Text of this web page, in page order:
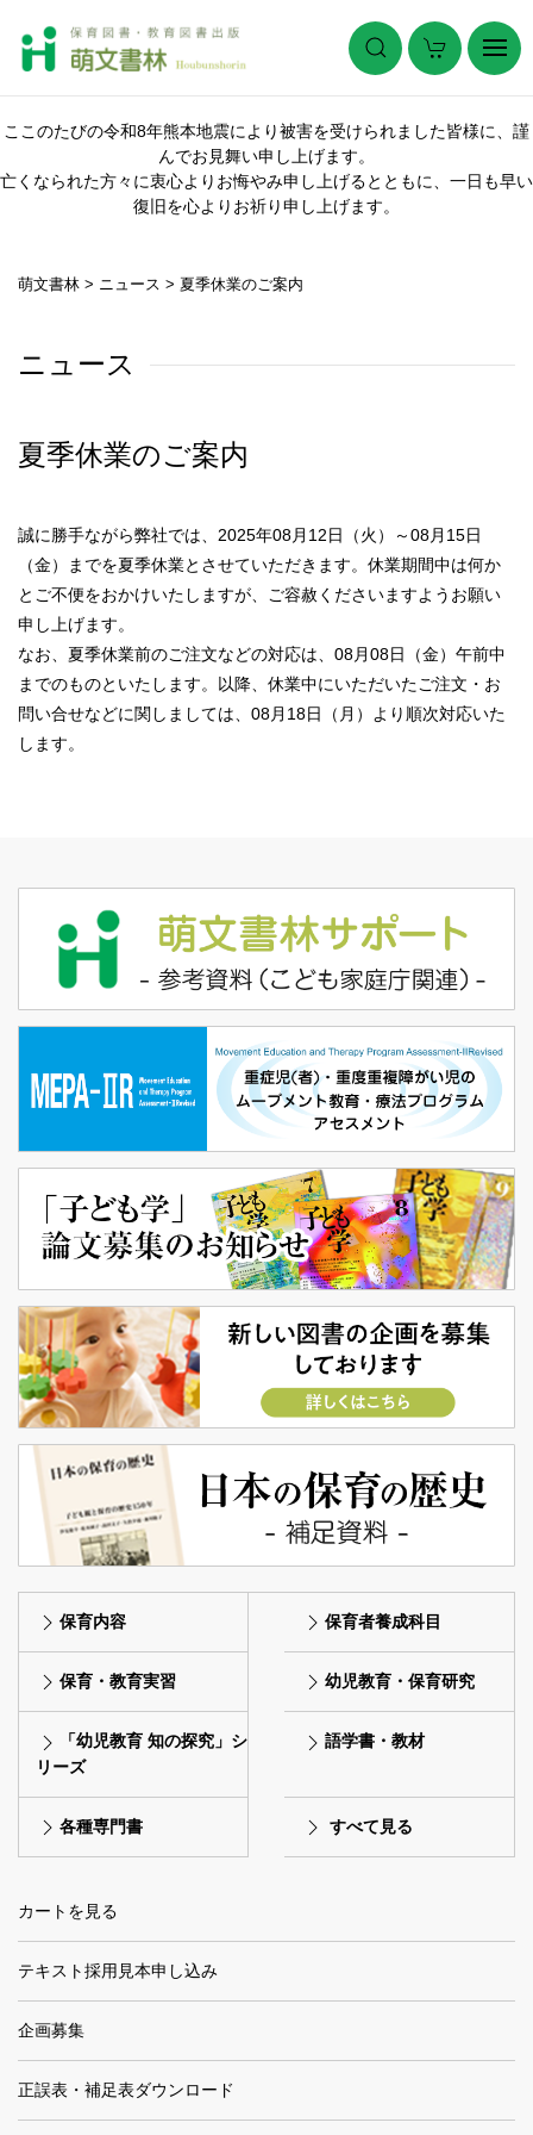
ここのたびの令和8年熊本地震により被害を受けられました皆様に、謹
んでお見舞い申し上げます。
亡くなられた方々に衷心よりお悔やみ申し上げるとともに、一日も早い
復旧を心よりお祈り申し上げます。
萌文書林 > ニュース > 夏季休業のご案内
ニュース
夏季休業のご案内
誠に勝手ながら弊社では、2025年08月12日（火）～08月15日
（金）までを夏季休業とさせていただきます。休業期間中は何か
とご不便をおかけいたしますが、ご容赦くださいますようお願い
申し上げます。
なお、夏季休業前のご注文などの対応は、08月08日（金）午前中
までのものといたします。以降、休業中にいただいたご注文・お
問い合せなどに関しましては、08月18日（月）より順次対応いた
します。
保育内容 保育者養成科目
保育・教育実習 幼児教育・保育研究
「幼児教育 知の探究」シ
リーズ
語学書・教材
各種専門書 すべて見る
カートを見る
テキスト採用見本申し込み
企画募集
正誤表・補足表ダウンロード